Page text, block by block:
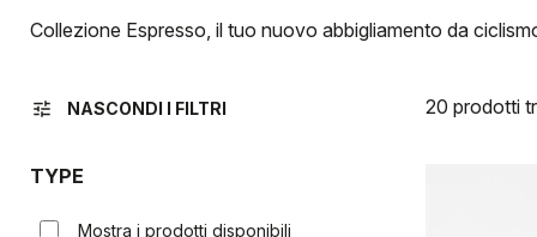
Collezione Espresso, il tuo nuovo abbigliamento da
tune NASCONDI I FILTRI 20 prodotti
TYPE
Mostra i prodotti disponibili